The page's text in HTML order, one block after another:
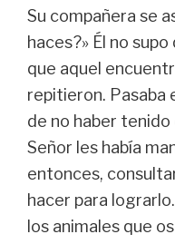
Su compañera se
haces?» Él no
que aquel
repitieron. Pasaba
de no haber
Señor les había
entonces,
hacer para
los animales que